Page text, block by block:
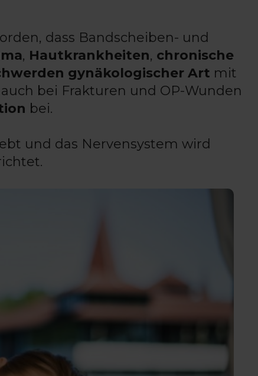
dass Bandscheiben- und
, Hautkrankheiten, chronische
gynäkologischer Art mit
bei Frakturen und OP-Wunden
bei.
und das Nervensystem wird